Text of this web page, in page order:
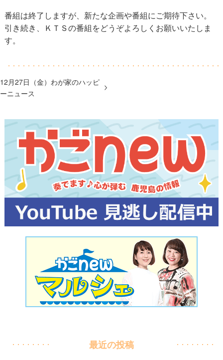
番組は終了しますが、新たな企画や番組にご期待下さい。
引き続き、ＫＴＳの番組をどうぞよろしくお願いいたしま
す。
12月27日（金）わが家のハッピ
ーニュース
最近の投稿